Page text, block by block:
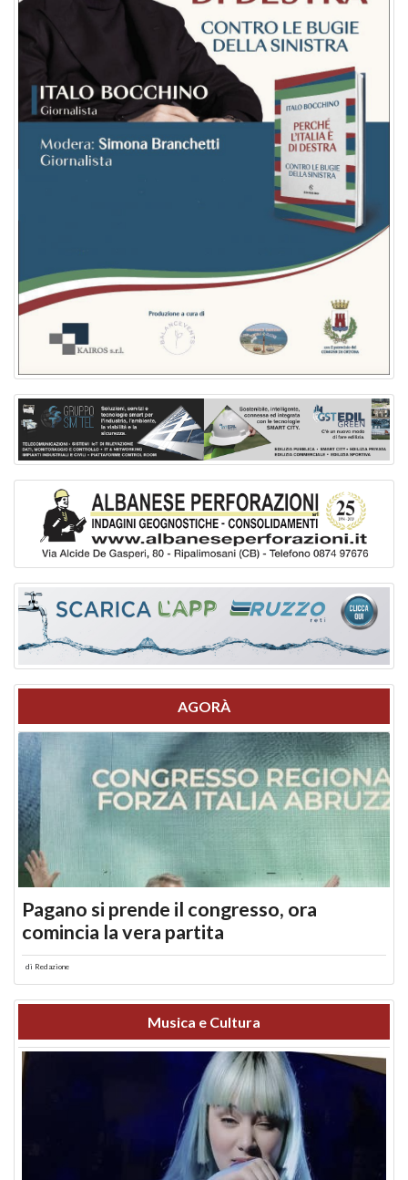
AGORÀ
Pagano si prende il congresso, ora
comincia la vera partita
di Redazione
Musica e Cultura